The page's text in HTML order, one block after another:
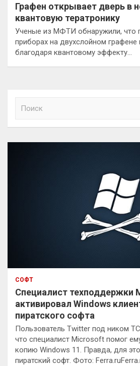
Графен открывает дверь в
квантовую тератронику
Ученые из МФТИ обнаружили, что
приборах на двухслойном графене
благодаря квантовому эффекту…
к
СОФТ
Специалист техподдержки
активировал Windows
пиратского софта
Пользователь Twitter под ником
что специалист Microsoft помог
копию Windows 11. Правда, для
пиратский софт. Фото: